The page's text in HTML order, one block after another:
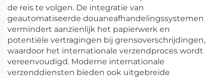
de reis te volgen. De integratie van
geautomatiseerde douaneafhandelingssystemen
vermindert aanzienlijk het papierwerk en
potentiële vertragingen bij grensoverschrijdingen,
waardoor het internationale verzendproces wordt
vereenvoudigd. Moderne internationale
verzenddiensten bieden ook uitgebreide